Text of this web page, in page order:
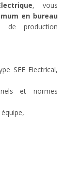
, vous
en bureau
de production
SEE Electrical,
et normes